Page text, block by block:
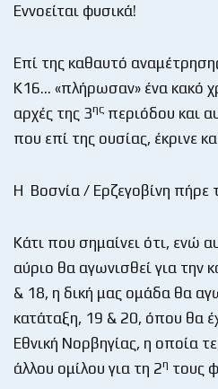
Εννοείται φυσικά!
Επί της καθαυτό
Κ16… «πλήρωσαν» ένα κακό
αρχές της 3ης περιόδου και
που επί της ουσίας, έκρινε
Η Βοσνία / Ερζεγοβίνη πήρε
Κάτι που σημαίνει ότι, ενώ
αύριο θα αγωνισθεί για την
& 18, η δική μας ομάδα θα
κατάταξη, 19 & 20, όπου θα
Εθνική Νορβηγίας, η οποία
άλλου ομίλου για τη 2η τους